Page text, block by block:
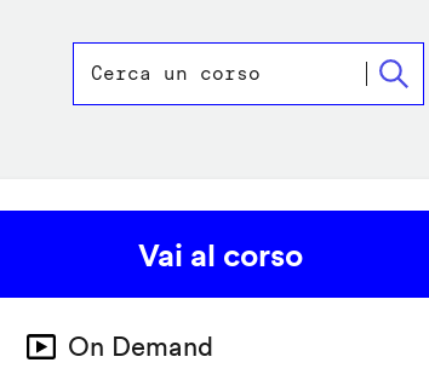
Vai al corso
On Demand